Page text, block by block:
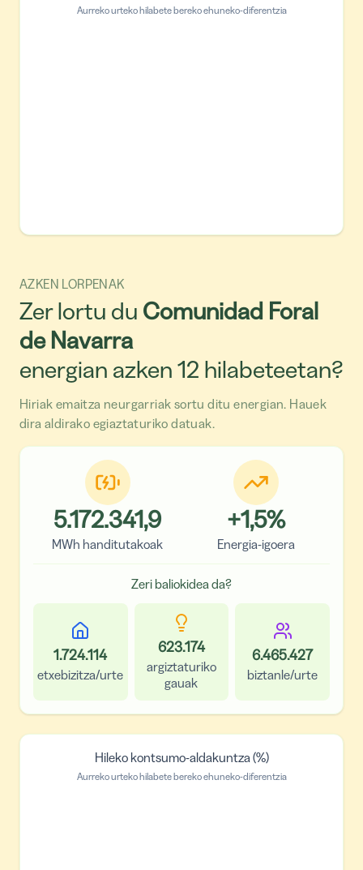
Aurreko urteko hilabete bereko ehuneko-diferentzia
AZKEN LORPENAK
Zer lortu du Comunidad Foral
de Navarra
energian azken 12 hilabeteetan?
Hiriak emaitza neurgarriak sortu ditu energian. Hauek
dira aldirako egiaztaturiko datuak.
5.172.341,9
MWh handitutakoak
+1,5%
Energia-igoera
Zeri baliokidea da?
1.724.114
etxebizitza/urte
623.174
argiztaturiko
gauak
6.465.427
biztanle/urte
Hileko kontsumo-aldakuntza (%)
Aurreko urteko hilabete bereko ehuneko-diferentzia